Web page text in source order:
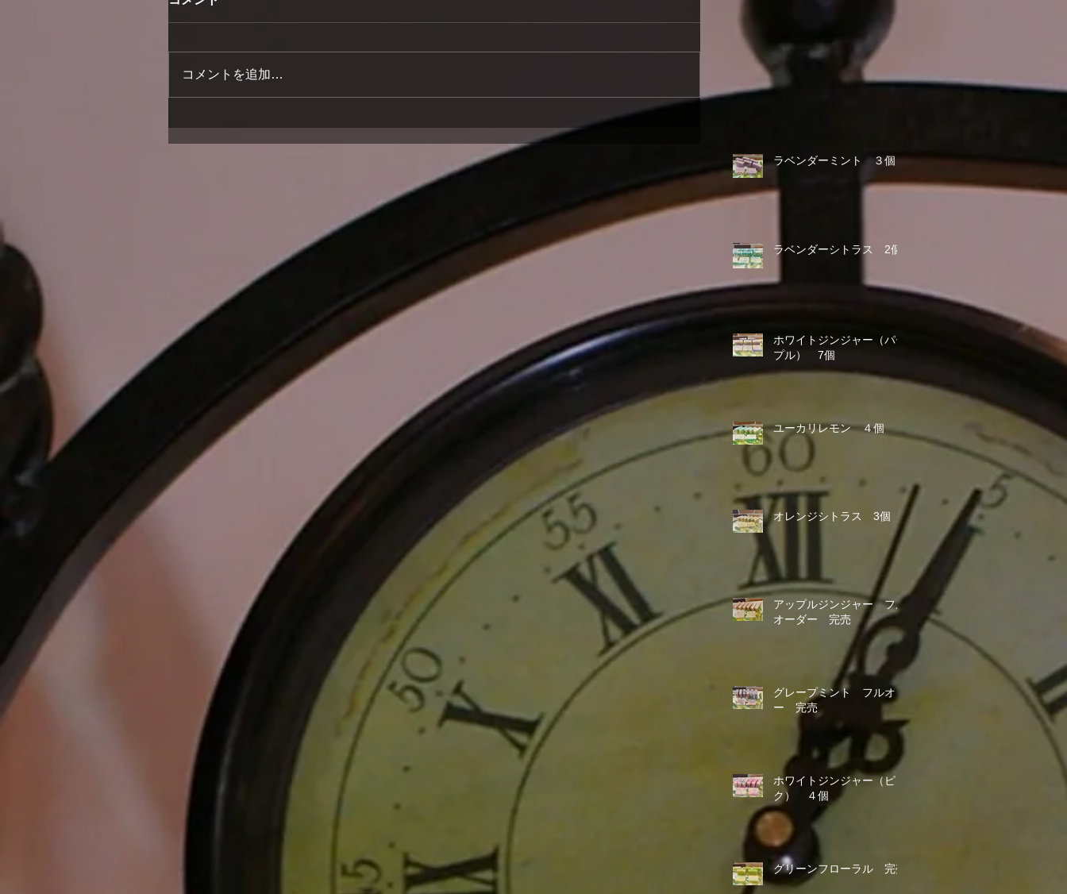
コメントを追加…
ラベンダーミント ３個
ラベンダーシトラス 2個
ホワイトジンジャー（パー
プル） 7個
ユーカリレモン ４個
オレンジシトラス 3個
アップルジンジャー フル
オーダー 完売
グレープミント フルオダ
ー 完売
ホワイトジンジャー（ピン
ク） ４個
グリーンフローラル 完売